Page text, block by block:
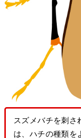
スズメバチを刺さ
は、ハチの種類を